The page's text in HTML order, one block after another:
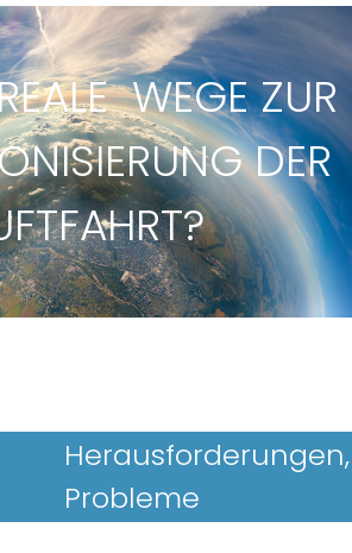
WEGE ZUR
DER
Herausforderungen,
Probleme